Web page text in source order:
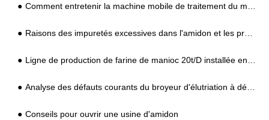
Comment entretenir la machine mobile de traitement du manioc
Raisons des impuretés excessives dans l'amidon et les produits à base d'amidon
Ligne de production de farine de manioc 20t/D installée en Afrique
Analyse des défauts courants du broyeur d'élutriation à débordement
Conseils pour ouvrir une usine d'amidon